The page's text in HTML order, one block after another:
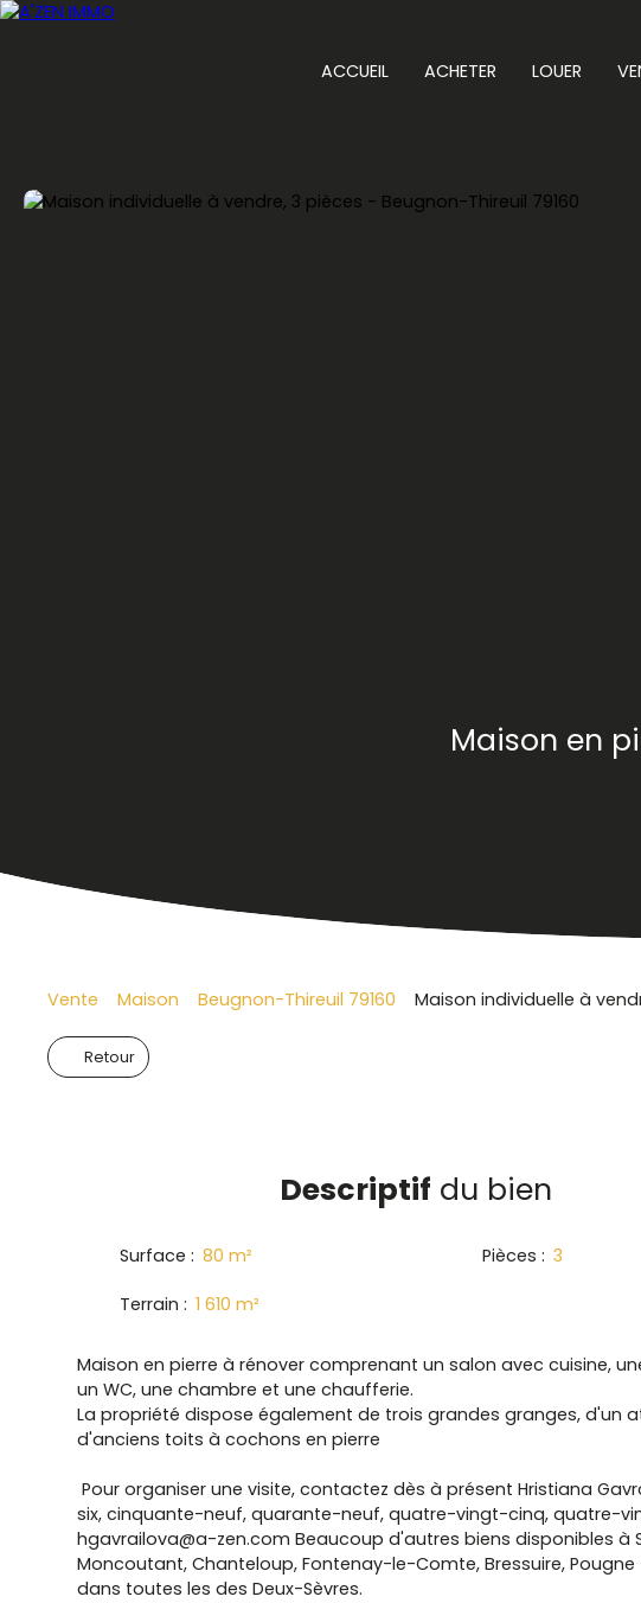
ACCUEIL ACHETER LOUER
Maison en
Vente Maison Beugnon-Thireuil 79160 Maison individuelle à
Retour
Descriptif du bien
Surface : 80 m² Pièces : 3
Terrain : 1 610 m²
Maison en pierre à rénover comprenant un salon avec cuisine,
un WC, une chambre et une chaufferie.
La propriété dispose également de trois grandes granges, d'un
d'anciens toits à cochons en pierre
Pour organiser une visite, contactez dès à présent Hristiana
six, cinquante-neuf, quarante-neuf, quatre-vingt-cinq, quatre-
hgavrailova@a-zen.com Beaucoup d'autres biens disponibles à
Moncoutant, Chanteloup, Fontenay-le-Comte, Bressuire, Pougne
dans toutes les des Deux-Sèvres.